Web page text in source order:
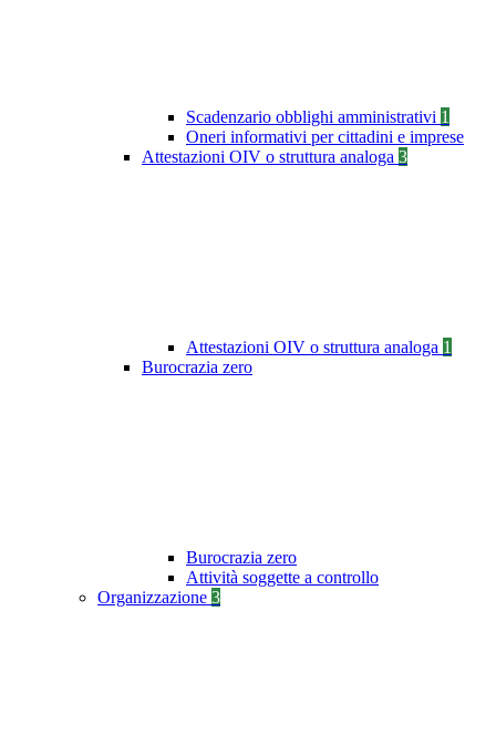
Scadenzario obblighi amministrativi 1
Oneri informativi per cittadini e imprese
Attestazioni OIV o struttura analoga 3
Attestazioni OIV o struttura analoga 1
Burocrazia zero
Burocrazia zero
Attività soggette a controllo
Organizzazione 3